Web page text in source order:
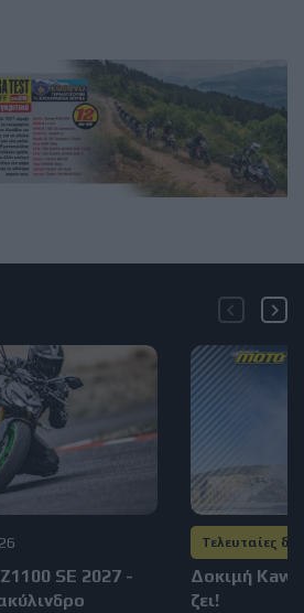
SE 2027 -
Τελευταίες
Δοκιμή
ζει!